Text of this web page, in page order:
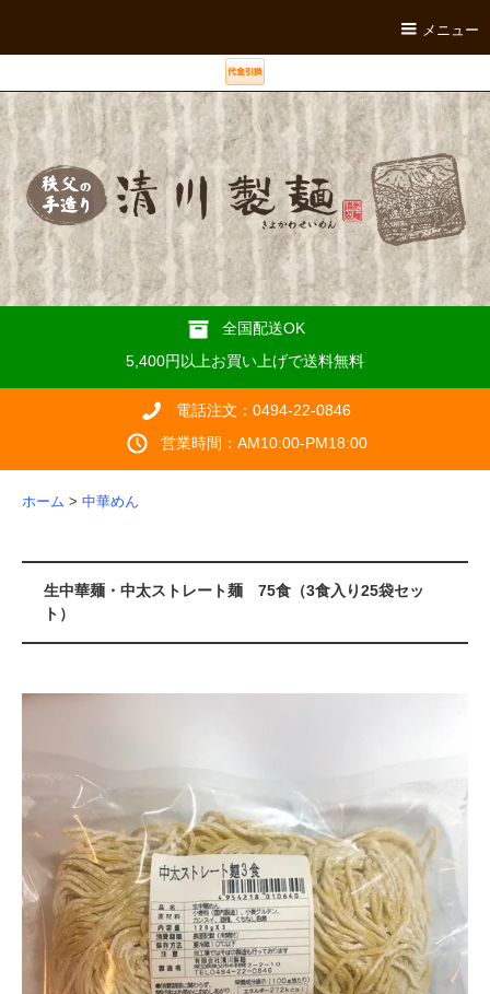
メニュー
全国配送OK
5,400円以上お買い上げで送料無料
電話注文：0494-22-0846
営業時間：AM10:00-PM18:00
ホーム > 中華めん
生中華麺・中太ストレート麺 75食（3食入り25袋セッ
ト）